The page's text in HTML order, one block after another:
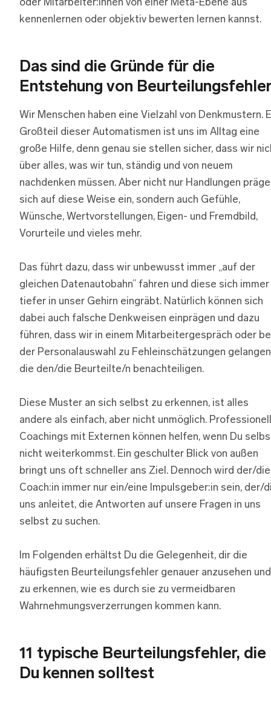
oder Mitarbeiter:innen von einer Meta-Ebene aus
kennenlernen oder objektiv bewerten lernen kannst.
Das sind die Gründe für die
Entstehung von
Wir Menschen haben eine Vielzahl von Denkmustern.
Großteil dieser Automatismen ist uns im Alltag eine
große Hilfe, denn genau sie stellen sicher, dass wir
über alles, was wir tun, ständig und von neuem
nachdenken müssen. Aber nicht nur Handlungen
sich auf diese Weise ein, sondern auch Gefühle,
Wünsche, Wertvorstellungen, Eigen- und Fremdbild,
Vorurteile und vieles mehr.
Das führt dazu, dass wir unbewusst immer „auf der
gleichen Datenautobahn” fahren und diese sich immer
tiefer in unser Gehirn eingräbt. Natürlich können sich
dabei auch falsche Denkweisen einprägen und dazu
führen, dass wir in einem Mitarbeitergespräch oder
der Personalauswahl zu Fehleinschätzungen
die den/die Beurteilte/n benachteiligen.
Diese Muster an sich selbst zu erkennen, ist alles
andere als einfach, aber nicht unmöglich.
Coachings mit Externen können helfen, wenn Du
nicht weiterkommst. Ein geschulter Blick von außen
bringt uns oft schneller ans Ziel. Dennoch wird der/die
Coach:in immer nur ein/eine Impulsgeber:in sein, der/
uns anleitet, die Antworten auf unsere Fragen in uns
selbst zu suchen.
Im Folgenden erhältst Du die Gelegenheit, dir die
häufigsten Beurteilungsfehler genauer anzusehen und
zu erkennen, wie es durch sie zu vermeidbaren
Wahrnehmungsverzerrungen kommen kann.
11 typische Beurteilungsfehler, die
Du kennen solltest